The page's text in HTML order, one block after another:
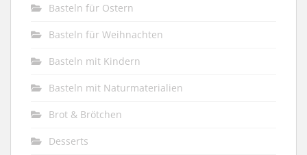
Basteln für Ostern
Basteln für Weihnachten
Basteln mit Kindern
Basteln mit Naturmaterialien
Brot & Brötchen
Desserts